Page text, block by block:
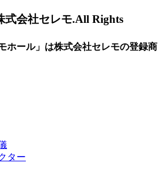
式会社セレモ.All Rights
ホール」は株式会社セレモの登録商
ター